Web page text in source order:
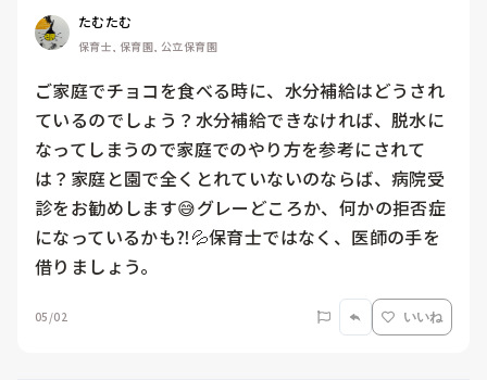
たむたむ
保育士, 保育園, 公立保育園
ご家庭でチョコを食べる時に、水分補給はどうされ
ているのでしょう？水分補給できなければ、脱水に
なってしまうので家庭でのやり方を参考にされて
は？家庭と園で全くとれていないのならば、病院受
診をお勧めします😅グレーどころか、何かの拒否症
になっているかも⁈💦保育士ではなく、医師の手を
借りましょう。
05/02 いいね